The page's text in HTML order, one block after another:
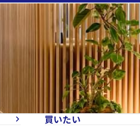
arrow_forward_ios 買いたい